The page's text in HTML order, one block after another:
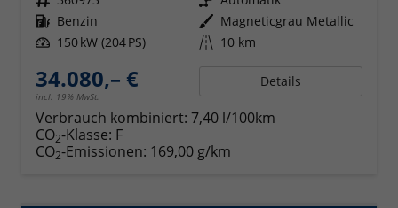
Kraftstoff Benzin Außenfarbe Magneticgrau Metallic
Leistung 150 kW (204 PS) Kilometerstand 10 km
34.080,– €
incl. 19% MwSt.
Details
Verbrauch kombiniert: 7,40 l/100km
CO2-Klasse: F
CO2-Emissionen: 169,00 g/km